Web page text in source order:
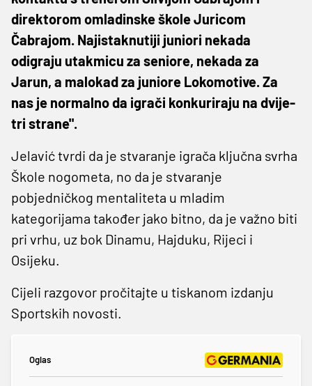
direktorom omladinske škole Juricom
Čabrajom. Najistaknutiji juniori nekada
odigraju utakmicu za seniore, nekada za
Jarun, a malokad za juniore Lokomotive. Za
nas je normalno da igrači konkuriraju na dvije-
tri strane".
Jelavić tvrdi da je stvaranje igrača ključna svrha
Škole nogometa, no da je stvaranje
pobjedničkog mentaliteta u mladim
kategorijama također jako bitno, da je važno biti
pri vrhu, uz bok Dinamu, Hajduku, Rijeci i
Osijeku.
Cijeli razgovor pročitajte u tiskanom izdanju
Sportskih novosti.
Oglas